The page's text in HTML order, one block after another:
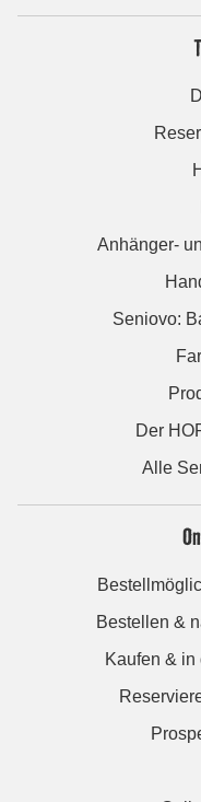
Anhänger-
Seniovo:
Der
Alle
Bestellen &
Kaufen & in